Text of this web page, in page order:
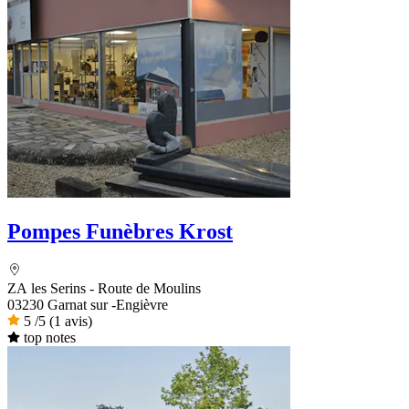
Pompes Funèbres Krost
ZA les Serins - Route de Moulins
03230 Garnat sur -Engièvre
5 /5 (1 avis)
top notes